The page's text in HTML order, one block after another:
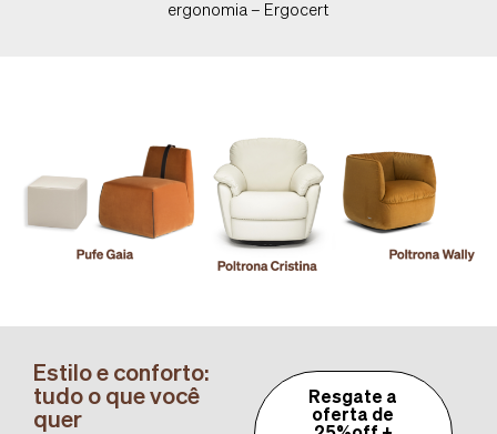
ergonomia – Ergocert
Estilo e conforto:
tudo o que você
quer
Resgate a
oferta de